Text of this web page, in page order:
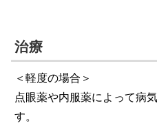
治療
＜軽度の場合＞
点眼薬や内服薬によって病
す。